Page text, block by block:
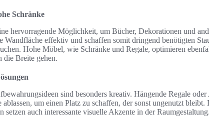
Schränke
hervorragende Möglichkeit, um Bücher, Dekorationen und
Wandfläche effektiv und schaffen somit dringend benötigten
Hohe Möbel, wie Schränke und Regale, optimieren
die Breite gehen.
sind besonders kreativ. Hängende Regale
um einen Platz zu schaffen, der sonst ungenutzt
setzen auch interessante visuelle Akzente in der Raumgestaltung.